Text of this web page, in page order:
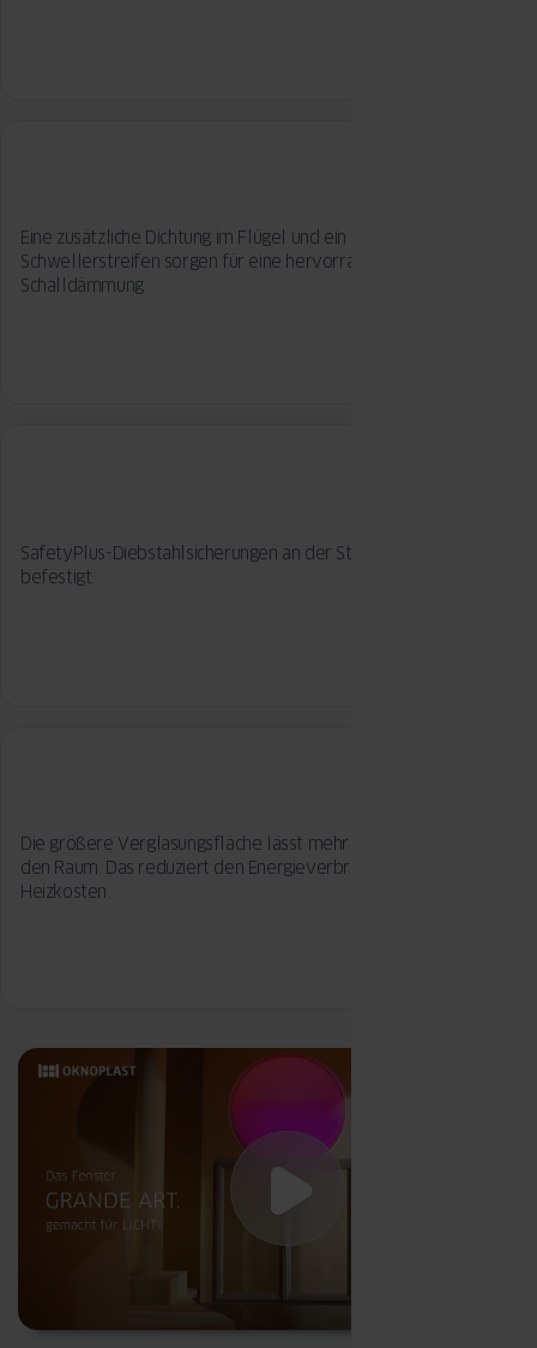
Eine zusätzliche Dichtung im Flügel und ein abgedichteter
Schwellerstreifen sorgen für eine hervorragende Wärme- und
Schalldämmung.
SafetyPlus-Diebstahlsicherungen an der Stahlverstärkung
befestigt.
Die größere Verglasungsfläche lässt mehr natürliches Licht in
den Raum. Das reduziert den Energieverbrauch und spart
Heizkosten.